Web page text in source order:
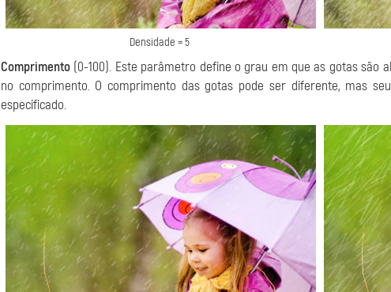
Densidade = 5
Comprimento (0-100). Este parâmetro define o grau em que as gotas são
no comprimento. O comprimento das gotas pode ser diferente, mas
especificado.